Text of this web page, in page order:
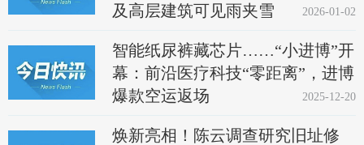
及高层建筑可见雨夹雪
2026-01-02
智能纸尿裤藏芯片……“小进博”开
幕：前沿医疗科技“零距离”，进博
爆款空运返场
2025-12-20
焕新亮相！陈云调查研究旧址修